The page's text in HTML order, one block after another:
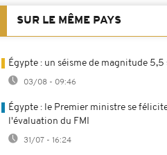
SUR LE MÊME PAYS
Égypte : un séisme de magnitude
03/08 - 09:46
Égypte : le Premier ministre se
l'évaluation du FMI
31/07 - 16:24